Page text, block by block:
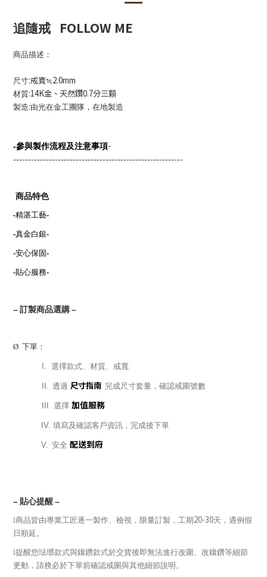
追隨戒 FOLLOW ME
商品描述：
尺寸:戒寬≒2.0mm
材質:14K金、天然鑽0.7分三顆
製造:由光在金工團隊，在地製造
-參與製作流程及注意事項-
---------------------------------------------------------
商品特色
-精湛工藝-
-真金白銀-
-安心保固-
-貼心服務-
–訂製商品選購–
Ø 下單：
I. 選擇款式、材質、戒寬
II. 透過 尺寸指南 完成尺寸套量，確認戒圍號數
III. 選擇 加值服務
IV. 填寫及確認客戶資訊，完成後下單
V. 安全配送到府
– 貼心提醒–
l商品皆由專業工匠逐一製作、檢視，限量訂製，工期20-30天，遇例假
日順延。
l提醒您琺瑯款式與鑲鑽款式於交貨後即無法進行改圍、改鑲鑽等細節
更動，請務必於下單前確認戒圍與其他細節說明。